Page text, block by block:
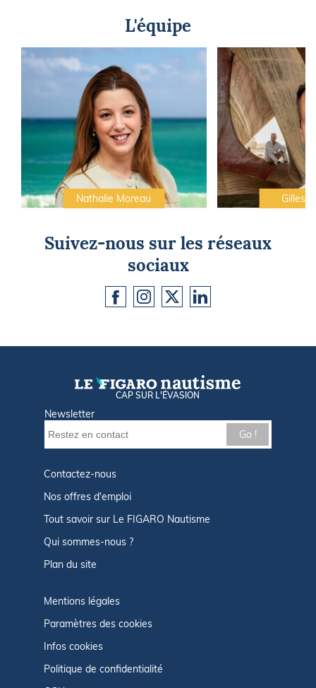
L'équipe
Nathalie Moreau Gilles
Suivez-nous sur les réseaux
sociaux
CAP SUR L'ÉVASION
Newsletter
Go !
Contactez-nous
Nos offres d'emploi
Tout savoir sur Le FIGARO Nautisme
Qui sommes-nous ?
Plan du site
Mentions légales
Paramètres des cookies
Infos cookies
Politique de confidentialité